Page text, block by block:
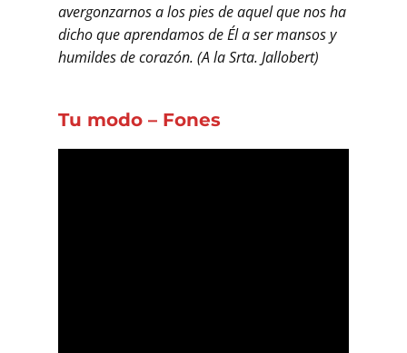
avergonzarnos a los pies de aquel que nos ha
dicho que aprendamos de Él a ser mansos y
humildes de corazón. (A la Srta. Jallobert)
Tu modo – Fones